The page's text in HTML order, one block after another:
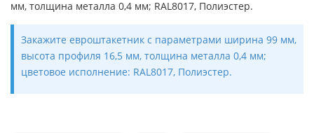
мм, толщина металла 0,4 мм; RAL8017, Полиэстер.
Закажите евроштакетник с параметрами ширина 99 мм,
высота профиля 16,5 мм, толщина металла 0,4 мм;
цветовое исполнение: RAL8017, Полиэстер.